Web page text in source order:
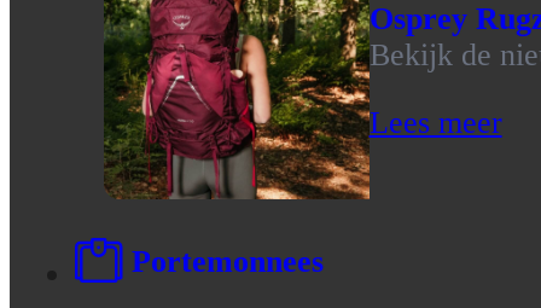
Osprey
Bekijk de
Lees meer
Portemonnees